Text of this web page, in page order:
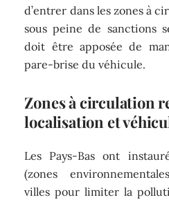
d’entrer dans les zones à
sous peine de sanctions
doit être apposée de
pare-brise du véhicule.
Zones à circulation
localisation et
Les Pays-Bas ont
(zones
villes pour limiter la